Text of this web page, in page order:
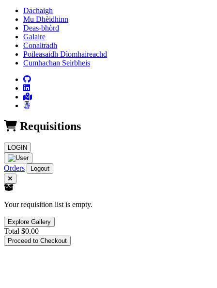
Dachaigh
Mu Dhèidhinn
Deas-bhòrd
Galaire
Conaltradh
Poileasaidh Dìomhaireachd
Cumhachan Seirbheis
Requisitions
LOGIN
Orders Logout
Your requisition list is empty.
Explore Gallery
Total $0.00
Proceed to Checkout